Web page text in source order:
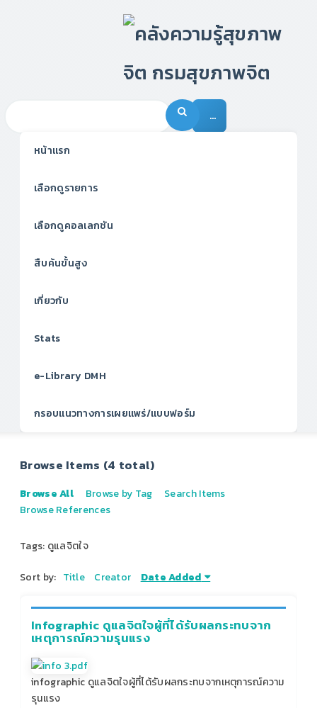
…
หน้าแรก
เลือกดูรายการ
เลือกดูคอลเลกชัน
สืบค้นขั้นสูง
เกี่ยวกับ
Stats
e-Library DMH
กรอบแนวทางการเผยแพร่/แบบฟอร์ม
Browse Items (4 total)
Browse All Browse by Tag
Search Items
Browse References
Tags: ดูแลจิตใจ
Sort by: Title Creator Date Added
Infographic ดูแลจิตใจผู้ที่ได้รับผลกระทบจาก
เหตุการณ์ความรุนแรง‬
infographic ดูแลจิตใจผู้ที่ได้รับผลกระทบจากเหตุการณ์ความ
รุนแรง‬